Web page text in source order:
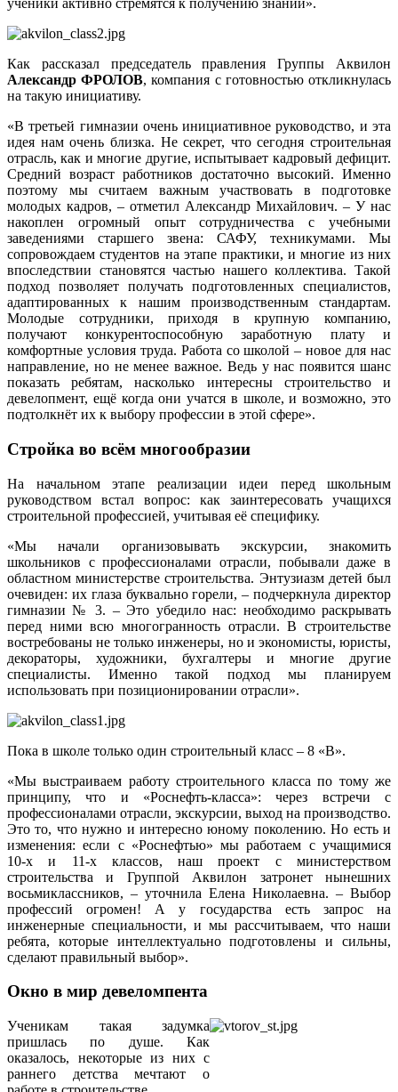
ученики активно стремятся к получению знаний».
Как рассказал председатель правления Группы Аквилон
Александр ФРОЛОВ, компания с готовностью откликнулась
на такую инициативу.
«В третьей гимназии очень инициативное руководство, и эта
идея нам очень близка. Не секрет, что сегодня строительная
отрасль, как и многие другие, испытывает кадровый дефицит.
Средний возраст работников достаточно высокий. Именно
поэтому мы считаем важным участвовать в подготовке
молодых кадров, – отметил Александр Михайлович. – У нас
накоплен огромный опыт сотрудничества с учебными
заведениями старшего звена: САФУ, техникумами. Мы
сопровождаем студентов на этапе практики, и многие из них
впоследствии становятся частью нашего коллектива. Такой
подход позволяет получать подготовленных специалистов,
адаптированных к нашим производственным стандартам.
Молодые сотрудники, приходя в крупную компанию,
получают конкурентоспособную заработную плату и
комфортные условия труда. Работа со школой – новое для нас
направление, но не менее важное. Ведь у нас появится шанс
показать ребятам, насколько интересны строительство и
девелопмент, ещё когда они учатся в школе, и возможно, это
подтолкнёт их к выбору профессии в этой сфере».
Стройка во всём многообразии
На начальном этапе реализации идеи перед школьным
руководством встал вопрос: как заинтересовать учащихся
строительной профессией, учитывая её специфику.
«Мы начали организовывать экскурсии, знакомить
школьников с профессионалами отрасли, побывали даже в
областном министерстве строительства. Энтузиазм детей был
очевиден: их глаза буквально горели, – подчеркнула директор
гимназии № 3. – Это убедило нас: необходимо раскрывать
перед ними всю многогранность отрасли. В строительстве
востребованы не только инженеры, но и экономисты, юристы,
декораторы, художники, бухгалтеры и многие другие
специалисты. Именно такой подход мы планируем
использовать при позиционировании отрасли».
Пока в школе только один строительный класс – 8 «В».
«Мы выстраиваем работу строительного класса по тому же
принципу, что и «Роснефть-класса»: через встречи с
профессионалами отрасли, экскурсии, выход на производство.
Это то, что нужно и интересно юному поколению. Но есть и
изменения: если с «Роснефтью» мы работаем с учащимися
10‑х и 11‑х классов, наш проект с министерством
строительства и Группой Аквилон затронет нынешних
восьмиклассников, – уточнила Елена Николаевна. – Выбор
профессий огромен! А у государства есть запрос на
инженерные специальности, и мы рассчитываем, что наши
ребята, которые интеллектуально подготовлены и сильны,
сделают правильный выбор».
Окно в мир девеломпента
Ученикам такая задумка
пришлась по душе. Как
оказалось, некоторые из них с
раннего детства мечтают о